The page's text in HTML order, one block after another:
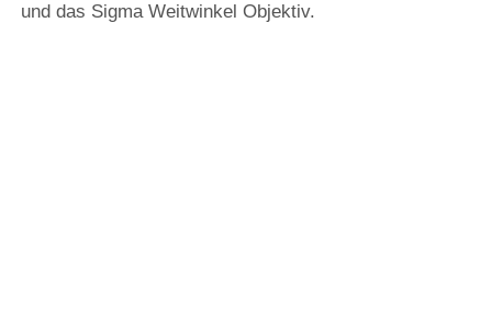
und das Sigma Weitwinkel Objektiv.